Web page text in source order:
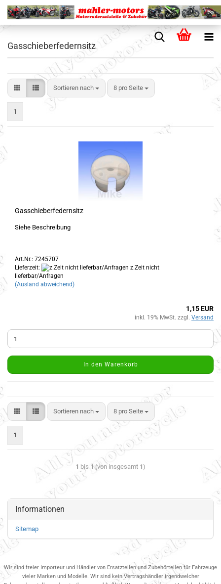
Gasschieberfedernsitz
Sortieren nach 8 pro Seite
1
Gasschieberfedernsitz
Siehe Beschreibung
Art.Nr.: 7245707
Lieferzeit:
z.Zeit nicht
lieferbar/Anfragen
(Ausland abweichend)
1,15 EUR
inkl. 19% MwSt. zzgl. Versand
In den Warenkorb
Sortieren nach 8 pro Seite
1
1 bis 1(von insgesamt 1)
Informationen
Sitemap
Wir sind freier Importeur und Händler von Ersatzteilen und Zubehörteilen für Fahrzeuge
vieler Marken und Modelle. Wir sind kein Vertragshändler irgendwelcher